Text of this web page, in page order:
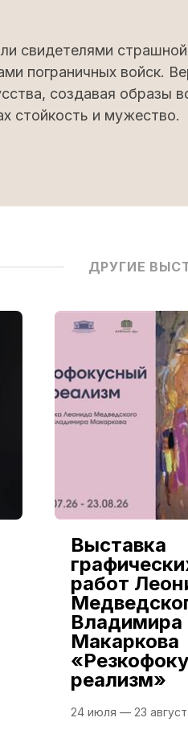
свидетелями
пограничных войск.
создавая образы
стойкость и мужество.
ДРУГИЕ
Выставка
работ
Владимира
Макаркова
реализм»
24 июля — 23